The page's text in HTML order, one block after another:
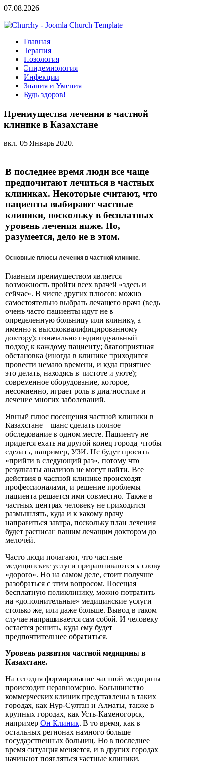
07.08.2026
Главная
Терапия
Нозология
Эпидемиология
Инфекции
Знания и Умения
Будь здоров!
Преимущества лечения в частной
клинике в Казахстане
вкл. 05 Январь 2020.
В последнее время люди все чаще
предпочитают лечиться в частных
клиниках. Некоторые считают, что
пациенты выбирают частные
клиники, поскольку в бесплатных
уровень лечения ниже. Но,
разумеется, дело не в этом.
Основные плюсы лечения в частной клинике.
Главным преимуществом является
возможность пройти всех врачей «здесь и
сейчас». В числе других плюсов: можно
самостоятельно выбрать лечащего врача (ведь
очень часто пациенты идут не в
определенную больницу или клинику, а
именно к высококвалифицированному
доктору); изначально индивидуальный
подход к каждому пациенту; благоприятная
обстановка (иногда в клинике приходится
провести немало времени, и куда приятнее
это делать, находясь в чистоте и уюте);
современное оборудование, которое,
несомненно, играет роль в диагностике и
лечение многих заболеваний.
Явный плюс посещения частной клиники в
Казахстане – шанс сделать полное
обследование в одном месте. Пациенту не
придется ехать на другой конец города, чтобы
сделать, например, УЗИ. Не будут просить
«прийти в следующий раз», потому что
результаты анализов не могут найти. Все
действия в частной клинике происходят
профессионалами, и решение проблемы
пациента решается ими совместно. Также в
частных центрах человеку не приходится
размышлять, куда и к какому врачу
направиться завтра, поскольку план лечения
будет расписан вашим лечащим доктором до
мелочей.
Часто люди полагают, что частные
медицинские услуги приравниваются к слову
«дорого». Но на самом деле, стоит получше
разобраться с этим вопросом. Посещая
бесплатную поликлинику, можно потратить
на «дополнительные» медицинские услуги
столько же, или даже больше. Вывод в таком
случае напрашивается сам собой. И человеку
остается решить, куда ему будет
предпочтительнее обратиться.
Уровень развития частной медицины в
Казахстане.
На сегодня формирование частной медицины
происходит неравномерно. Большинство
коммерческих клиник представлены в таких
городах, как Нур-Султан и Алматы, также в
крупных городах, как Усть-Каменогорск,
например Он Клиник. В то время, как в
остальных регионах намного больше
государственных больниц. Но в последнее
время ситуация меняется, и в других городах
начинают появляться частные клиники.